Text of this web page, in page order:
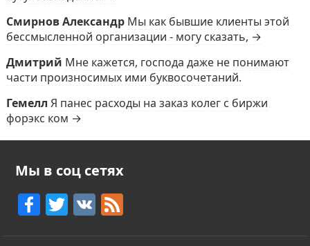
Смирнов Александр Мы как бывшие клиенты этой
бессмысленной организации - могу сказать, →
Дмитрий Мне кажется, господа даже не понимают
части произносимых ими буквосочетаний.
Гемелл Я панес расходы на заказ колег с биржи
форэкс ком →
Мы в соц сетях
F T V F